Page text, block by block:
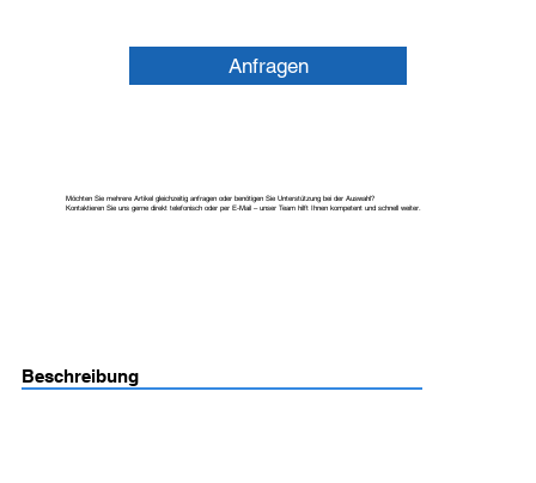
Anfragen
Möchten Sie mehrere Artikel gleichzeitig anfragen oder benötigen Sie Unterstützung bei der Auswahl?
Kontaktieren Sie uns gerne direkt telefonisch oder per E-Mail – unser Team hilft Ihnen kompetent und schnell weiter.
Beschreibung